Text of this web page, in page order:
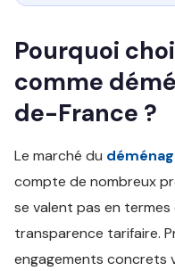
Pourquoi
comme
de-France ?
Le marché du
compte de nombreux
se valent pas en
transparence tarifaire.
engagements concrets